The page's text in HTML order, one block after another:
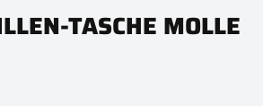
TASCHE MOLLE